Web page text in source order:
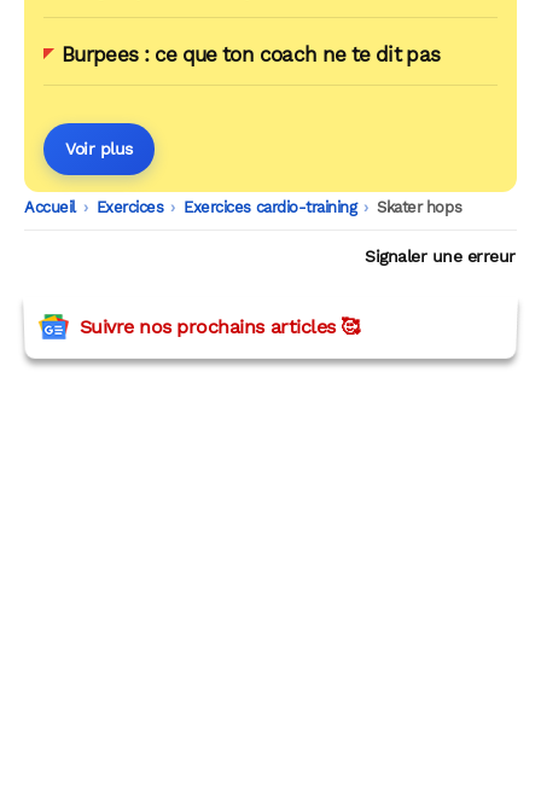
Burpees : ce que ton coach ne te dit pas
Voir plus
Accueil -
Exercices -
Exercices cardio-training -
Skater hops
Signaler une erreur
Suivre nos prochains articles 🥰